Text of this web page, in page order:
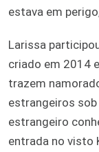
estava em
Larissa
criado em 2014
trazem
estrangeiros
estrangeiro
entrada no visto